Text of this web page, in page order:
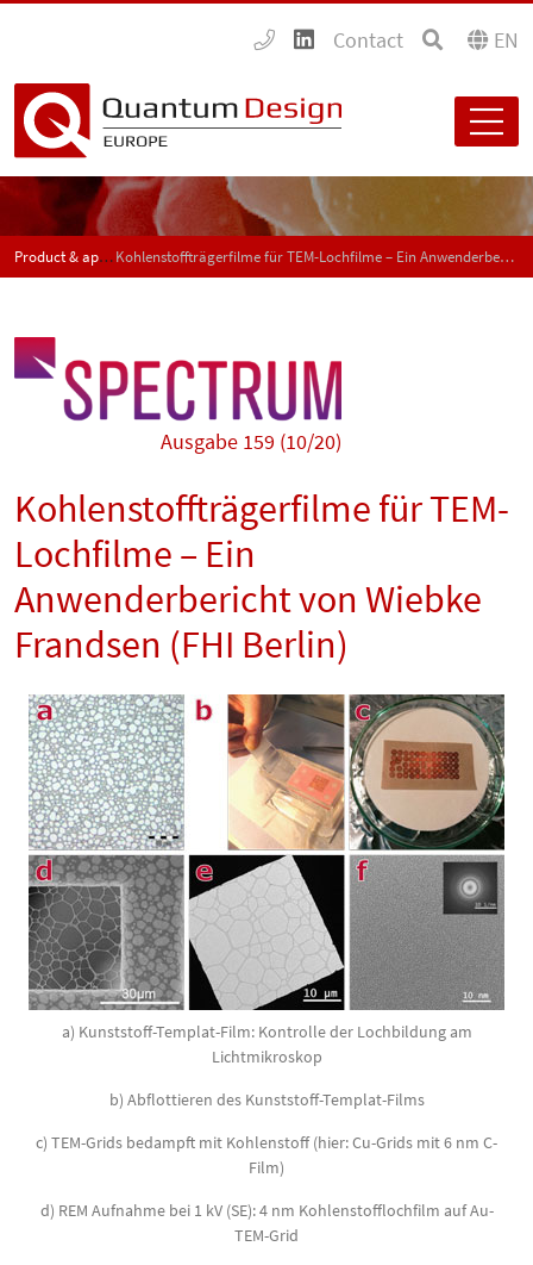
Contact EN
Product & application news - SPECTRUM Kohlenstoffträgerfilme für TEM-Lochfilme – Ein Anwenderbericht von Wiebke Frandsen (FHI Berlin)
Ausgabe 159 (10/20)
Kohlenstoffträgerfilme für TEM-
Lochfilme – Ein
Anwenderbericht von Wiebke
Frandsen (FHI Berlin)
a) Kunststoff-Templat-Film: Kontrolle der Lochbildung am
Lichtmikroskop
b) Abflottieren des Kunststoff-Templat-Films
c) TEM-Grids bedampft mit Kohlenstoff (hier: Cu-Grids mit 6 nm C-
Film)
d) REM Aufnahme bei 1 kV (SE): 4 nm Kohlenstofflochfilm auf Au-
TEM-Grid